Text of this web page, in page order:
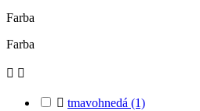
Farba
Farba
 
 tmavohnedá (1)